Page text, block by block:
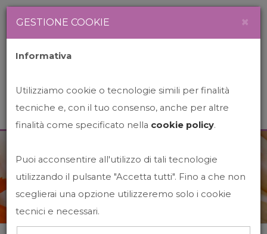
News&Events
GESTIONE COOKIE ×
Informativa
Utilizziamo cookie o tecnologie simili per finalità
tecniche e, con il tuo consenso, anche per altre
finalità come specificato nella cookie policy.
Puoi acconsentire all'utilizzo di tali tecnologie
utilizzando il pulsante "Accetta tutti". Fino a che non
sceglierai una opzione utilizzeremo solo i cookie
tecnici e necessari.